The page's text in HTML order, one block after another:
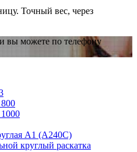
Точный вес, через
вы можете по телефону
А1 (А240C)
круглый раскатка